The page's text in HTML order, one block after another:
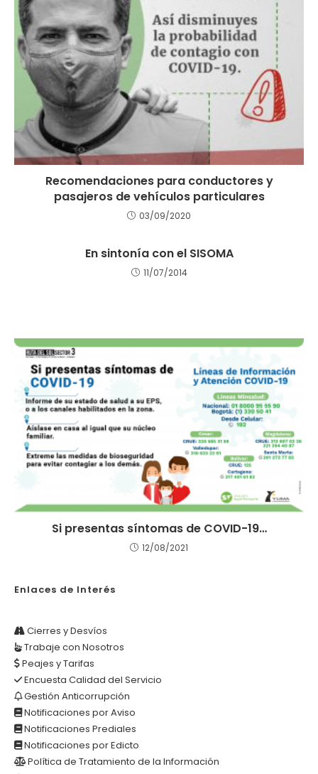
Recomendaciones para conductores y
pasajeros de vehículos particulares
03/09/2020
En sintonía con el SISOMA
11/07/2014
Si presentas síntomas de COVID-19…
12/08/2021
Enlaces de Interés
Cierres y Desvíos
Trabaje con Nosotros
Peajes y Tarifas
Encuesta Calidad del Servicio
Gestión Anticorrupción
Notificaciones por Aviso
Notificaciones Prediales
Notificaciones por Edicto
Política de Tratamiento de la Información